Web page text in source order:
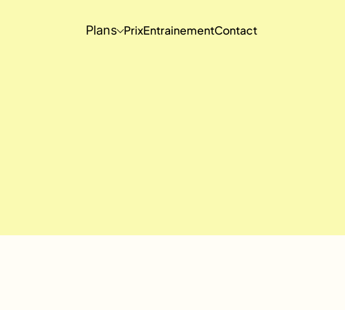
Plans PrixEntrainementContact